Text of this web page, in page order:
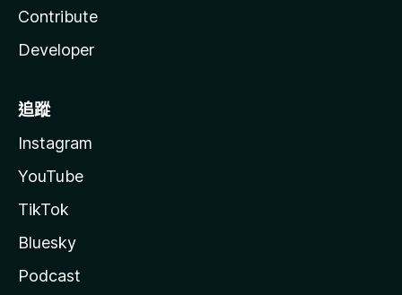
Contribute
Developer
追蹤
Instagram
YouTube
TikTok
Bluesky
Podcast